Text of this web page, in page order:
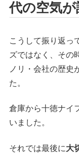
代の空気
こうして振り返っ
ズではなく、その
ノリ・会社の歴史
た。
倉庫から十徳ナイ
いました。
それでは最後に大